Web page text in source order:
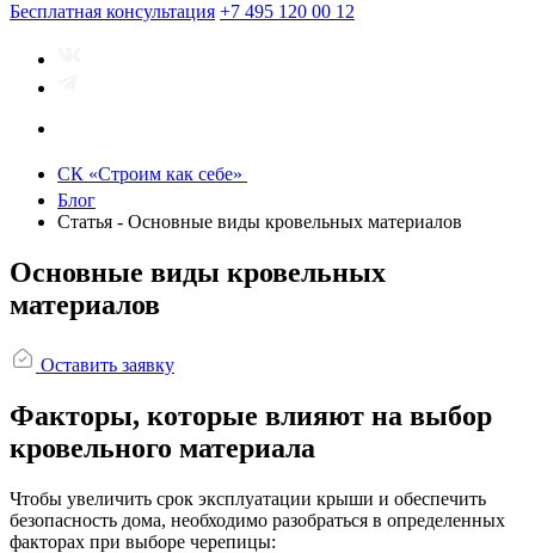
Бесплатная консультация +7 495 120 00 12
СК «Строим как себе»
Блог
Статья - Основные виды кровельных материалов
Основные виды кровельных
материалов
Оставить заявку
Факторы, которые влияют на выбор
кровельного материала
Чтобы увеличить срок эксплуатации крыши и обеспечить
безопасность дома, необходимо разобраться в определенных
факторах при выборе черепицы: